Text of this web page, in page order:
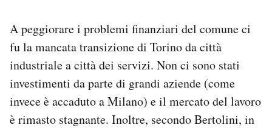
A peggiorare i problemi finanziari del comune ci
fu la mancata transizione di Torino da città
industriale a città dei servizi. Non ci sono stati
investimenti da parte di grandi aziende (come
invece è accaduto a Milano) e il mercato del lavoro
è rimasto stagnante. Inoltre, secondo Bertolini, in